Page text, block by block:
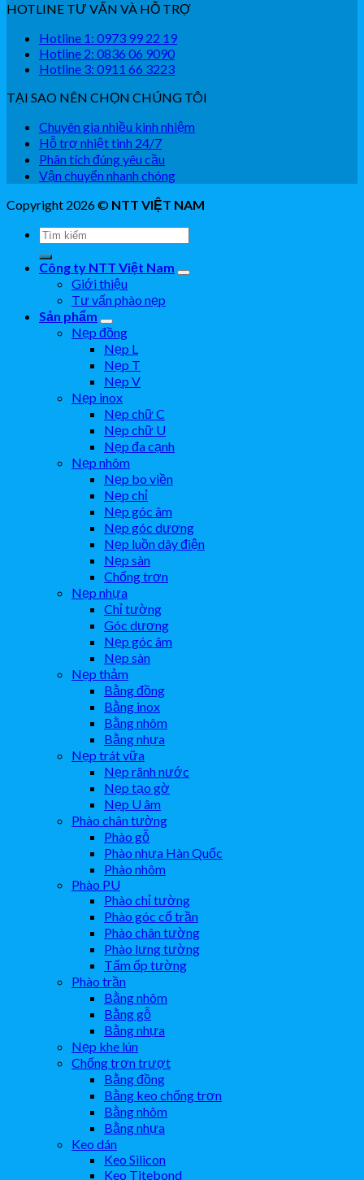
HOTLINE TƯ VẤN VÀ HỖ TRỢ
Hotline 1: 0973 99 22 19
Hotline 2: 0836 06 9090
Hotline 3: 0911 66 3223
TẠI SAO NÊN CHỌN CHÚNG TÔI
Chuyên gia nhiều kinh nhiệm
Hỗ trợ nhiệt tình 24/7
Phân tích đúng yêu cầu
Vận chuyển nhanh chóng
Copyright 2026 © NTT VIỆT NAM
Công ty NTT Việt Nam
Giới thiệu
Tư vấn phào nẹp
Sản phẩm
Nẹp đồng
Nẹp L
Nẹp T
Nẹp V
Nẹp inox
Nẹp chữ C
Nẹp chữ U
Nẹp đa cạnh
Nẹp nhôm
Nẹp bo viền
Nẹp chỉ
Nẹp góc âm
Nẹp góc dương
Nẹp luồn dây điện
Nẹp sàn
Chống trơn
Nẹp nhựa
Chỉ tường
Góc dương
Nẹp góc âm
Nẹp sàn
Nẹp thảm
Bằng đồng
Bằng inox
Bằng nhôm
Bằng nhựa
Nẹp trát vữa
Nẹp rãnh nước
Nẹp tạo gờ
Nẹp U âm
Phào chân tường
Phào gỗ
Phào nhựa Hàn Quốc
Phào nhôm
Phào PU
Phào chỉ tường
Phào góc cổ trần
Phào chân tường
Phào lưng tường
Tấm ốp tường
Phào trần
Bằng nhôm
Bằng gỗ
Bằng nhựa
Nẹp khe lún
Chống trơn trượt
Bằng đồng
Bằng keo chống trơn
Bằng nhôm
Bằng nhựa
Keo dán
Keo Silicon
Keo Titebond